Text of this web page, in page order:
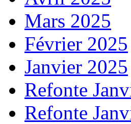
Mars 2025
Février 2025
Janvier 2025
Refonte
Refonte